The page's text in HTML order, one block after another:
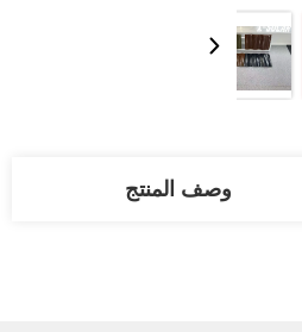
وصف المنتج